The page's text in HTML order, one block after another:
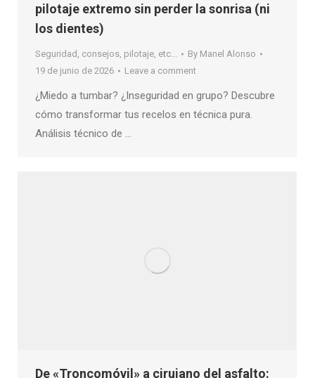
pilotaje extremo sin perder la sonrisa (ni
los dientes)
Seguridad, consejos, pilotaje, etc... By Manel Alonso
19 de junio de 2026
Leave a comment
¿Miedo a tumbar? ¿Inseguridad en grupo? Descubre
cómo transformar tus recelos en técnica pura.
Análisis técnico de …
De «Troncomóvil» a cirujano del asfalto: